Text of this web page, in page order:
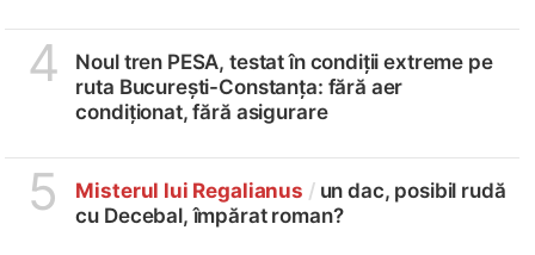
4
Noul tren PESA, testat în condiții extreme pe
ruta București-Constanța: fără aer
condiționat, fără asigurare
5 Misterul lui Regalianus /un dac, posibil rudă
cu Decebal, împărat roman?